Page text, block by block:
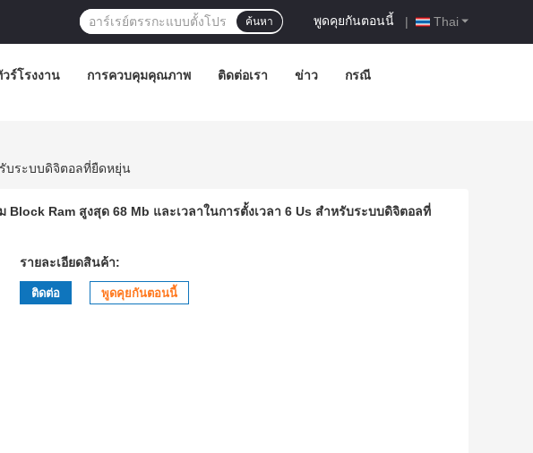
Thai
พูดคุยกันตอนนี้ |
ค้นหา
ร์โรงงาน การควบคุมคุณภาพ ติดต่อเรา ข่าว กรณี
รับระบบดิจิตอลที่ยืดหยุ่น
Block Ram สูงสุด 68 Mb และเวลาในการตั้งเวลา 6 Us สำหรับระบบดิจิตอลที่
รายละเอียดสินค้า:
ติดต่อ พูดคุยกันตอนนี้